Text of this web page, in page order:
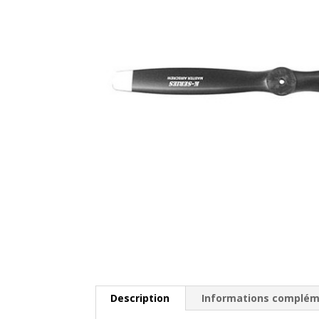
Description Informations